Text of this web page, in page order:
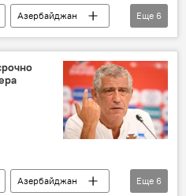
Азербайджан
наставник
Еще 6
Азербайджан
Еще 6